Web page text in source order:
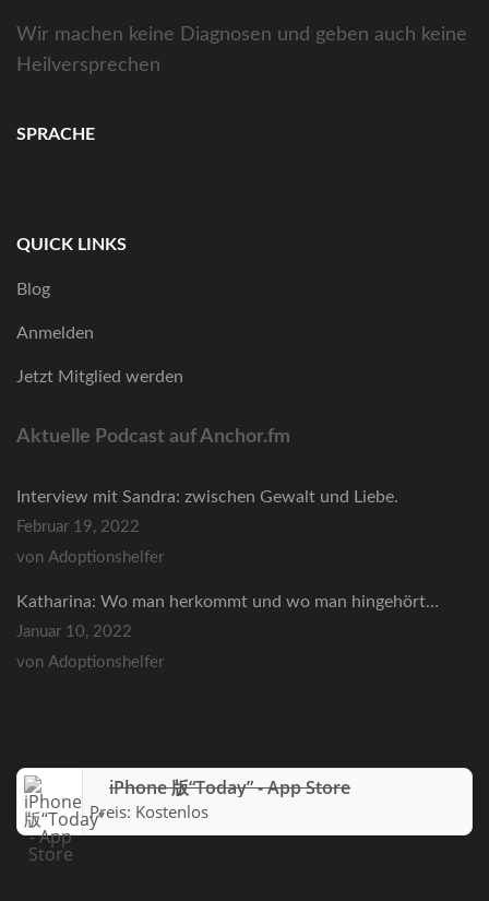
Wir machen keine Diagnosen und geben auch keine
Heilversprechen
SPRACHE
QUICK LINKS
Blog
Anmelden
Jetzt Mitglied werden
Aktuelle Podcast auf Anchor.fm
Interview mit Sandra: zwischen Gewalt und Liebe.
Februar 19, 2022
von Adoptionshelfer
Katharina: Wo man herkommt und wo man hingehört…
Januar 10, 2022
von Adoptionshelfer
iPhone 版“Today” - App Store
Preis: Kostenlos